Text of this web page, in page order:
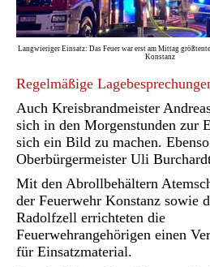
Langwieriger Einsatz: Das Feuer war erst am Mittag
Konstanz
Regelmäßige
Auch Kreisbrandmeister
sich in den Morgenstunden zur
sich ein Bild zu machen.
Oberbürgermeister Uli
Mit den Abrollbehältern
der Feuerwehr Konstanz sowie
Radolfzell errichteten die
Feuerwehrangehörigen einen
für Einsatzmaterial.